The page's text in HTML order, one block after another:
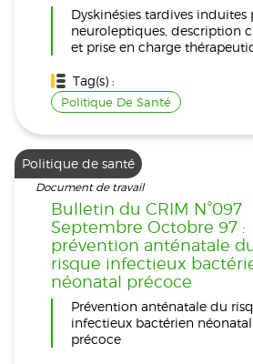
Dyskinésies tardives induites
neuroleptiques, description
et prise en charge
Tag(s) :
Politique De Santé
Politique de santé
Document de travail
Bulletin du CRIM N°097
Septembre Octobre 97 :
prévention anténatale
risque infectieux
néonatal précoce
Prévention anténatale du
infectieux bactérien néonatal
précoce